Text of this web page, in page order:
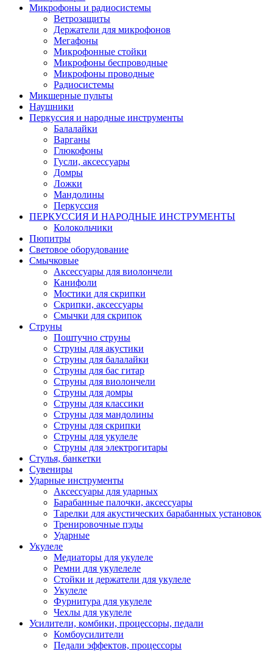
Микрофоны и радиосистемы
Ветрозащиты
Держатели для микрофонов
Мегафоны
Микрофонные стойки
Микрофоны беспроводные
Микрофоны проводные
Радиосистемы
Микшерные пульты
Наушники
Перкуссия и народные инструменты
Балалайки
Варганы
Глюкофоны
Гусли, аксессуары
Домры
Ложки
Мандолины
Перкуссия
ПЕРКУССИЯ И НАРОДНЫЕ ИНСТРУМЕНТЫ
Колокольчики
Пюпитры
Световое оборудование
Смычковые
Аксессуары для виолончели
Канифоли
Мостики для скрипки
Скрипки, аксессуары
Смычки для скрипок
Струны
Поштучно струны
Струны для акустики
Струны для балалайки
Струны для бас гитар
Струны для виолончели
Струны для домры
Струны для классики
Струны для мандолины
Струны для скрипки
Струны для укулеле
Струны для электрогитары
Стулья, банкетки
Сувениры
Ударные инструменты
Аксессуары для ударных
Барабанные палочки, аксессуары
Тарелки для акустических барабанных установок
Тренировочные пэды
Ударные
Укулеле
Медиаторы для укулеле
Ремни для укулелеле
Стойки и держатели для укулеле
Укулеле
Фурнитура для укулеле
Чехлы для укулеле
Усилители, комбики, процессоры, педали
Комбоусилители
Педали эффектов, процессоры